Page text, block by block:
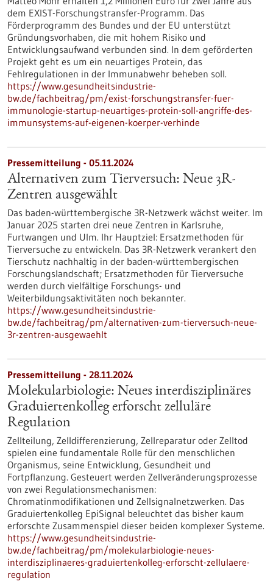
dem EXIST-Forschungstransfer-Programm. Das
Förderprogramm des Bundes und der EU unterstützt
Gründungsvorhaben, die mit hohem Risiko und
Entwicklungsaufwand verbunden sind. In dem geförderten
Projekt geht es um ein neuartiges Protein, das
Fehlregulationen in der Immunabwehr beheben soll.
https://www.gesundheitsindustrie-
bw.de/fachbeitrag/pm/exist-forschungstransfer-fuer-
immunologie-startup-neuartiges-protein-soll-angriffe-des-
immunsystems-auf-eigenen-koerper-verhinde
Pressemitteilung - 05.11.2024
Alternativen zum Tierversuch: Neue 3R-
Zentren ausgewählt
Das baden-württembergische 3R-Netzwerk wächst weiter. Im
Januar 2025 starten drei neue Zentren in Karlsruhe,
Furtwangen und Ulm. Ihr Hauptziel: Ersatzmethoden für
Tierversuche zu entwickeln. Das 3R-Netzwerk verankert den
Tierschutz nachhaltig in der baden-württembergischen
Forschungslandschaft; Ersatzmethoden für Tierversuche
werden durch vielfältige Forschungs- und
Weiterbildungsaktivitäten noch bekannter.
https://www.gesundheitsindustrie-
bw.de/fachbeitrag/pm/alternativen-zum-tierversuch-neue-
3r-zentren-ausgewaehlt
Pressemitteilung - 28.11.2024
Molekularbiologie: Neues interdisziplinäres
Graduiertenkolleg erforscht zelluläre
Regulation
Zellteilung, Zelldifferenzierung, Zellreparatur oder Zelltod
spielen eine fundamentale Rolle für den menschlichen
Organismus, seine Entwicklung, Gesundheit und
Fortpflanzung. Gesteuert werden Zellveränderungsprozesse
von zwei Regulationsmechanismen:
Chromatinmodifikationen und Zellsignalnetzwerken. Das
Graduiertenkolleg EpiSignal beleuchtet das bisher kaum
erforschte Zusammenspiel dieser beiden komplexer Systeme.
https://www.gesundheitsindustrie-
bw.de/fachbeitrag/pm/molekularbiologie-neues-
interdisziplinaeres-graduiertenkolleg-erforscht-zellulaere-
regulation